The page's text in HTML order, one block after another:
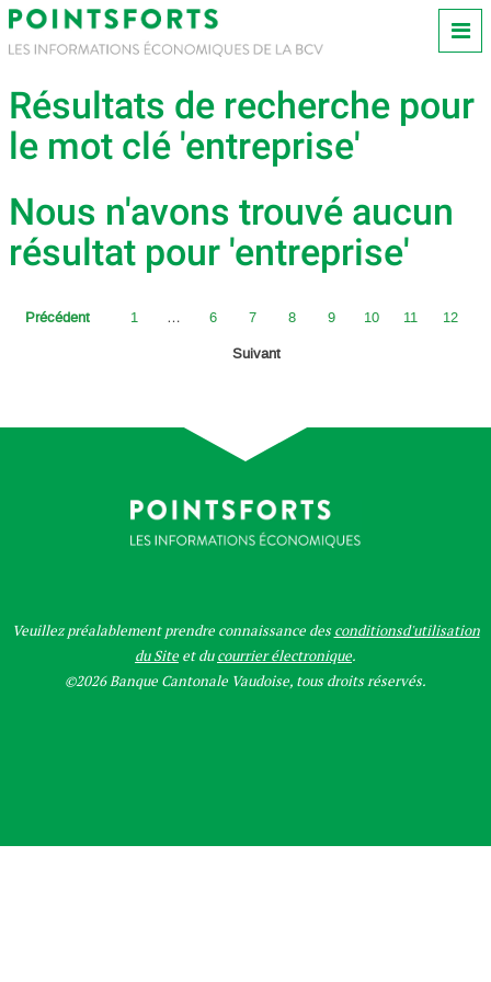
Résultats de recherche pour
le mot clé 'entreprise'
Nous n'avons trouvé aucun
résultat pour 'entreprise'
Précédent 1 … 6 7 8 9 10 11
12
Suivant
Veuillez préalablement prendre connaissance desconditionsd'utilisation
du Site et ducourrier électronique.
©2026 Banque Cantonale Vaudoise, tous droits réservés.